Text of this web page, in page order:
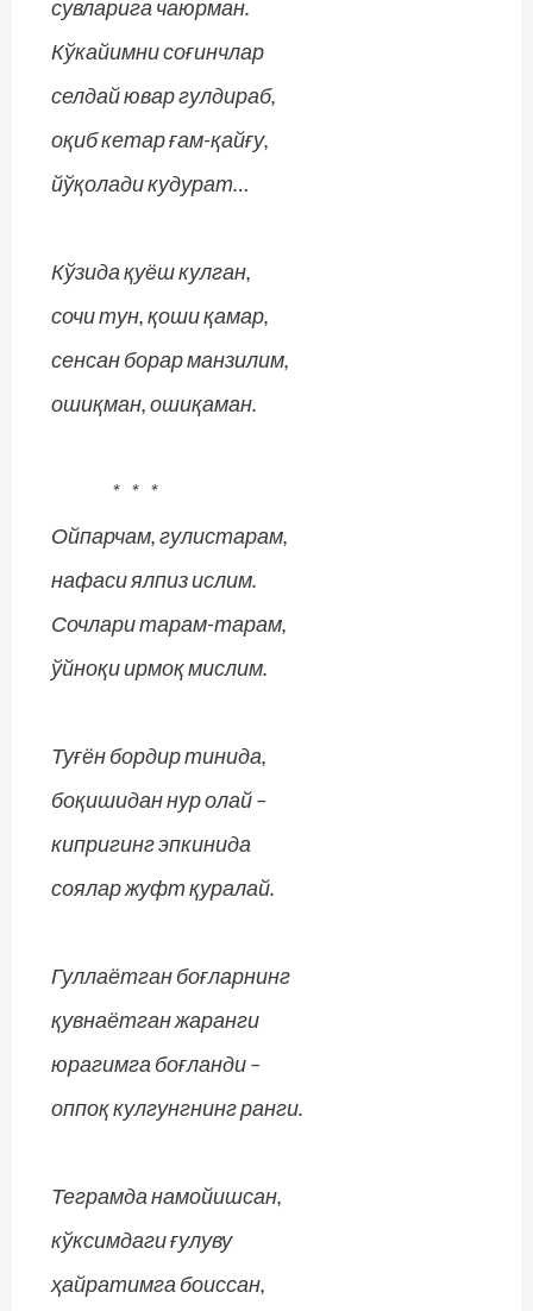
сувларига чаюрман.
Кўкайимни соғинчлар
селдай ювар гулдираб,
оқиб кетар ғам-қайғу,
йўқолади кудурат…
Кўзида қуёш кулган,
сочи тун, қоши қамар,
сенсан борар манзилим,
ошиқман, ошиқаман.
* * *
Ойпарчам, гулистарам,
нафаси ялпиз ислим.
Сочлари тарам-тарам,
ўйноқи ирмоқ мислим.
Туғён бордир тинида,
боқишидан нур олай –
кипригинг эпкинида
соялар жуфт қуралай.
Гуллаётган боғларнинг
қувнаётган жаранги
юрагимга боғланди –
оппоқ кулгунгнинг ранги.
Теграмда намойишсан,
кўксимдаги ғулуву
ҳайратимга боиссан,